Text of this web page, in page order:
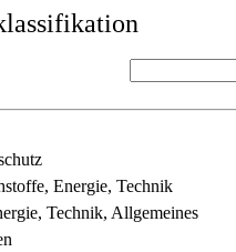
Energie, Technik
Technik, Allgemeines